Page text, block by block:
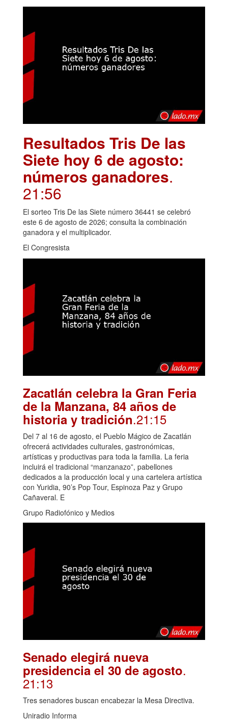
Resultados Tris De las
Siete hoy 6 de agosto:
números ganadores.
21:56
El sorteo Tris De las Siete número 36441 se celebró
este 6 de agosto de 2026; consulta la combinación
ganadora y el multiplicador.
El Congresista
Zacatlán celebra la Gran Feria
de la Manzana, 84 años de
historia y tradición.21:15
Del 7 al 16 de agosto, el Pueblo Mágico de Zacatlán
ofrecerá actividades culturales, gastronómicas,
artísticas y productivas para toda la familia. La feria
incluirá el tradicional “manzanazo”, pabellones
dedicados a la producción local y una cartelera artística
con Yuridia, 90’s Pop Tour, Espinoza Paz y Grupo
Cañaveral. E
Grupo Radiofónico y Medios
Senado elegirá nueva
presidencia el 30 de agosto.
21:13
Tres senadores buscan encabezar la Mesa Directiva.
Uniradio Informa